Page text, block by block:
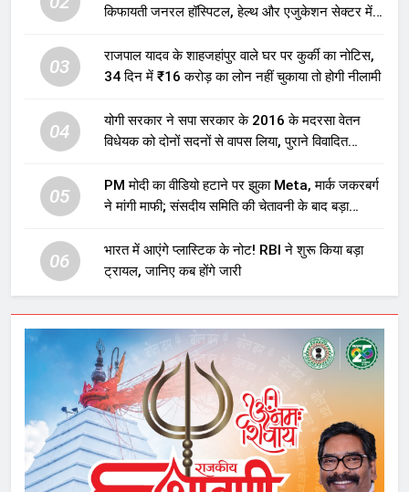
किफायती जनरल हॉस्पिटल, हेल्थ और एजुकेशन सेक्टर में
03
राजपाल यादव के शाहजहांपुर वाले घर पर कुर्की का नोटिस,
34 दिन में ₹16 करोड़ का लोन नहीं चुकाया तो होगी नीलामी
04
योगी सरकार ने सपा सरकार के 2016 के मदरसा वेतन
विधेयक को दोनों सदनों से वापस लिया, पुराने विवादित
05
PM मोदी का वीडियो हटाने पर झुका Meta, मार्क जकरबर्ग
ने मांगी माफी; संसदीय समिति की चेतावनी के बाद बड़ा
06
भारत में आएंगे प्लास्टिक के नोट! RBI ने शुरू किया बड़ा
ट्रायल, जानिए कब होंगे जारी